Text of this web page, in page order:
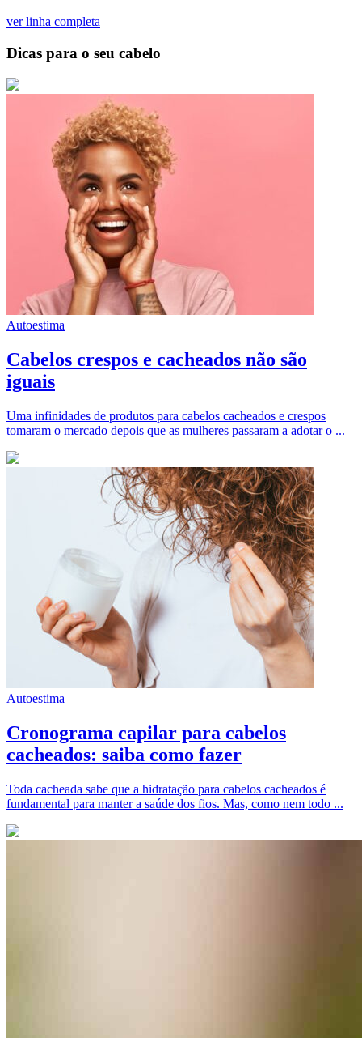
ver linha completa
Dicas para o seu cabelo
Autoestima
Cabelos crespos e cacheados não são
iguais
Uma infinidades de produtos para cabelos cacheados e crespos
tomaram o mercado depois que as mulheres passaram a adotar o ...
Autoestima
Cronograma capilar para cabelos
cacheados: saiba como fazer
Toda cacheada sabe que a hidratação para cabelos cacheados é
fundamental para manter a saúde dos fios. Mas, como nem todo ...